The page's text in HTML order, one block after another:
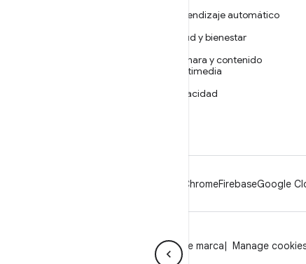
Aprendizaje automático
Salud y bienestar
Cámara y contenido
multimedia
Privacidad
ChromeFirebaseGoogle
Lineamientos de marca Manage